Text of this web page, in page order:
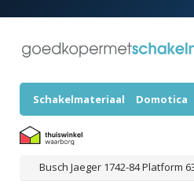
Schakelmateriaal Domotica
Busch Jaeger 1742-84 Platform